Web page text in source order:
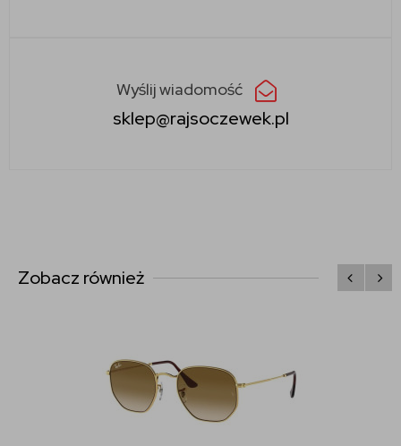
Wyślij wiadomość
sklep@rajsoczewek.pl
Zobacz również